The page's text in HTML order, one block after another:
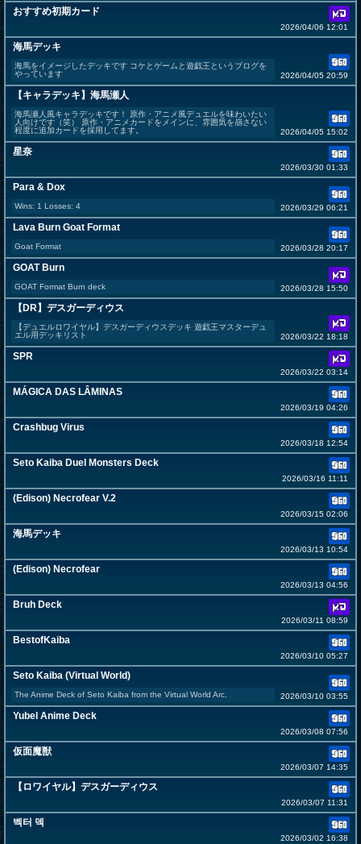
おすすめ初期カード
2026/04/06 12:01
海馬デッキ
海馬をイメージしたデッキです コケとゲームと遊戯王というブログを
やっています
2026/04/05 20:59
【キャラデッキ】海馬瀬人
海馬瀬人風キャラデッキです！ 原作・アニメ風デュエルを味わいたい
人向けです（笑） 原作・アニメカードをメインに、雰囲気を崩さない
程度に追加カードを採用してます。
2026/04/05 15:02
星奈
2026/03/30 01:33
Para & Dox
Wins: 1 Losses: 4 2026/03/29 06:21
Lava Burn Goat Format
Goat Format 2026/03/28 20:17
GOAT Burn
GOAT Format Burn deck 2026/03/28 15:50
【DR】デスガーディウス
【デュエルロワイヤル】デスガーディウスデッキ 遊戯王マスターデュ
エル用デッキリスト
2026/03/22 18:18
SPR
2026/03/22 03:14
MÁGICA DAS LÂMINAS
2026/03/19 04:26
Crashbug Virus
2026/03/18 12:54
Seto Kaiba Duel Monsters Deck
2026/03/16 11:11
(Edison) Necrofear V.2
2026/03/15 02:06
海馬デッキ
2026/03/13 10:54
(Edison) Necrofear
2026/03/13 04:56
Bruh Deck
2026/03/11 08:59
BestofKaiba
2026/03/10 05:27
Seto Kaiba (Virtual World)
The Anime Deck of Seto Kaiba from the Virtual World Arc. 2026/03/10 03:55
Yubel Anime Deck
2026/03/08 07:56
仮面魔獣
2026/03/07 14:35
【ロワイヤル】デスガーディウス
2026/03/07 11:31
벡터 덱
2026/03/02 16:38